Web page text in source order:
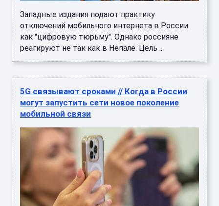
Западные издания подают практику
отключений мобильного интернета в России
как "цифровую тюрьму". Однако россияне
реагируют не так как в Непале. Цель ...
5G связывают сроками // Когда в России
могут запустить сети новое поколение
мобильной связи